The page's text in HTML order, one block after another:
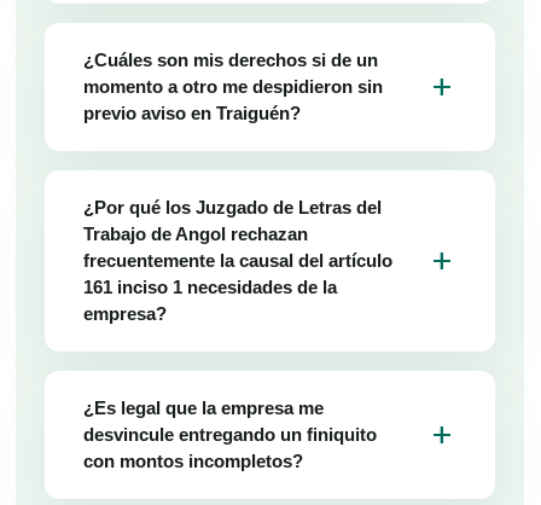
¿Cuáles son mis derechos si de un
momento a otro me despidieron sin
previo aviso en Traiguén?
add
¿Por qué los Juzgado de Letras del
Trabajo de Angol rechazan
frecuentemente la causal del artículo
161 inciso 1 necesidades de la
empresa?
add
¿Es legal que la empresa me
desvincule entregando un finiquito
con montos incompletos?
add